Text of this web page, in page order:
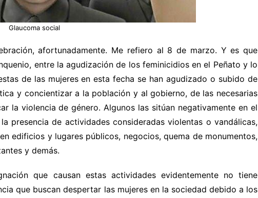
Glaucoma social
afortunadamente. Me refiero al 8 de marzo. Y es que
entre la agudización de los feminicidios en el Peñato y lo
de las mujeres en esta fecha se han agudizado o subido de
y concientizar a la población y al gobierno, de las necesarias
la violencia de género. Algunos las sitúan negativamente en el
presencia de actividades consideradas violentas o vandálicas,
edificios y lugares públicos, negocios, quema de monumentos,
y demás.
que causan estas actividades evidentemente no tiene
que buscan despertar las mujeres en la sociedad debido a los